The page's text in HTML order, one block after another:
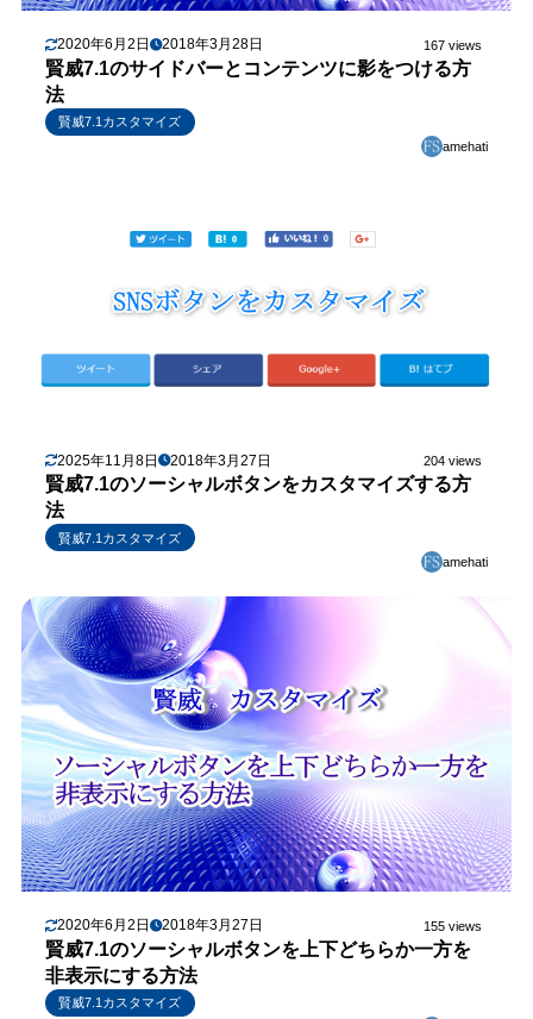
2020年6月2日 2018年3月28日 167 views
賢威7.1のサイドバーとコンテンツに影をつける方
法
賢威7.1カスタマイズ
amehati
2025年11月8日 2018年3月27日 204 views
賢威7.1のソーシャルボタンをカスタマイズする方
法
賢威7.1カスタマイズ
amehati
2020年6月2日 2018年3月27日 155 views
賢威7.1のソーシャルボタンを上下どちらか一方を
非表示にする方法
賢威7.1カスタマイズ